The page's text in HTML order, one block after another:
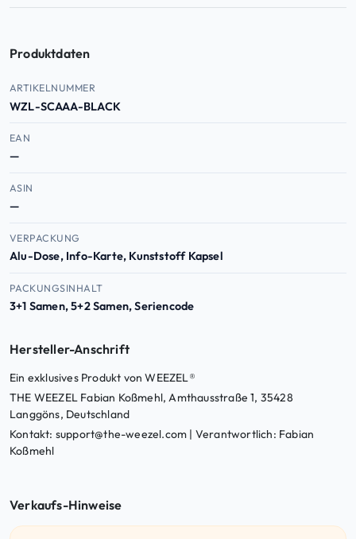
Produktdaten
Produktdaten — Artikelnummer, EAN, ASIN
ARTIKELNUMMER
WZL-SCAAA-BLACK
EAN
—
ASIN
—
VERPACKUNG
Alu-Dose, Info-Karte, Kunststoff Kapsel
PACKUNGSINHALT
3+1 Samen, 5+2 Samen, Seriencode
Hersteller-Anschrift
Ein exklusives Produkt von WEEZEL®
THE WEEZEL Fabian Koßmehl, Amthausstraße 1, 35428
Langgöns, Deutschland
Kontakt: support@the-weezel.com | Verantwortlich: Fabian
Koßmehl
Verkaufs-Hinweise